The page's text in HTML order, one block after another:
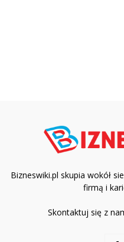
Bizneswiki.pl skupia wokół
firmą i
Skontaktuj się z